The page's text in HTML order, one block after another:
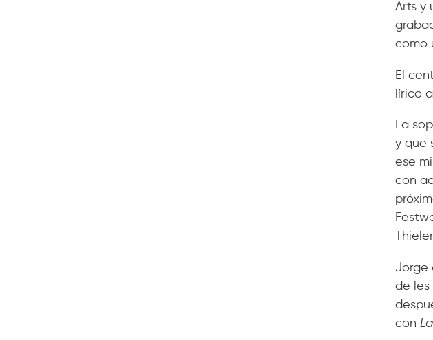
Arts y
como
El
lírico
La
y que
ese
con
Jorge
de les
con